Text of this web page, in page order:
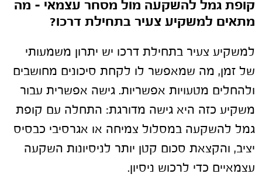
קופת גמל להשקעה מול מסחר עצמאי – מה
מתאים למשקיע צעיר בתחילת דרכו?
למשקיע צעיר בתחילת דרכו יש יתרון משמעותי
של זמן, מה שמאפשר לו לקחת סיכונים מחושבים
ולהחלים מטעויות אפשריות. גישה אפשרית עבור
משקיע כזה היא גישה מדורגת: התחלה עם קופת
גמל להשקעה במסלול צמיחה או אגרסיבי כבסיס
יציב, והקצאת סכום קטן יותר לניסיונות השקעה
עצמאיים כדי לרכוש ניסיון.